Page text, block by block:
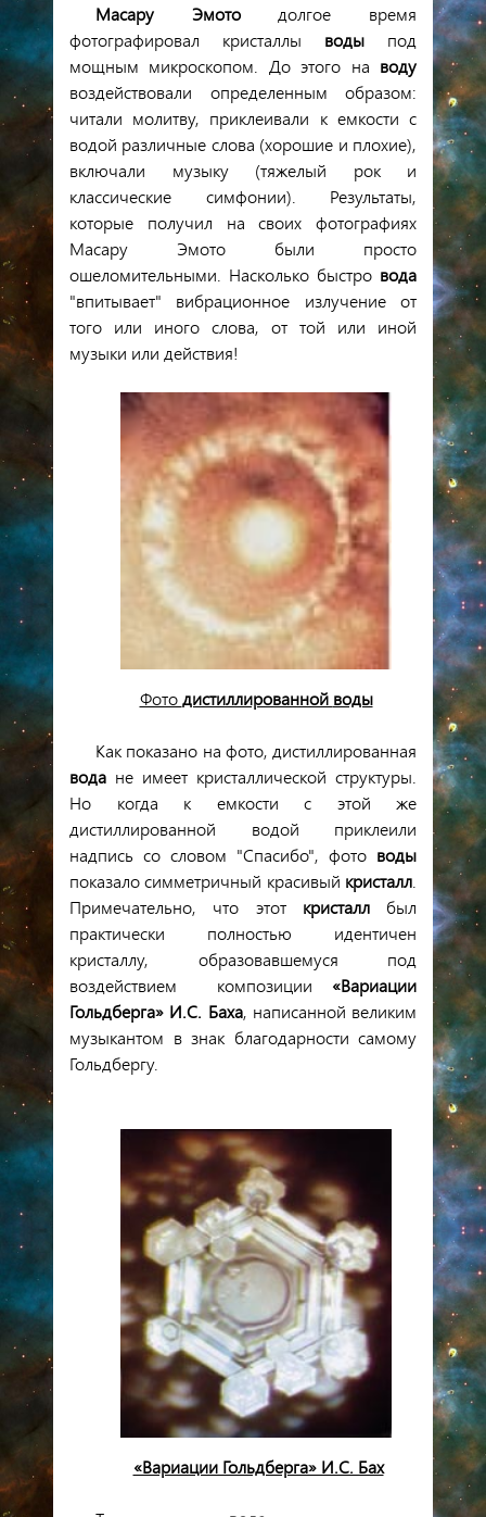
Масару Эмотодолгое время
фотографировал кристаллы воды под
мощным микроскопом. До этого на воду
воздействовали определенным образом:
читали молитву, приклеивали к емкости с
водой различные слова (хорошие и плохие),
включали музыку (тяжелый рок и
классические симфонии). Результаты,
которые получил на своих фотографиях
Масару Эмото были просто
ошеломительными. Насколько быстро вода
"впитывает" вибрационное излучение от
того или иного слова, от той или иной
музыки или действия!
Фотодистиллированной воды
Как показано на фото, дистиллированная
вода не имеет кристаллической структуры.
Но когда к емкости с этой же
дистиллированной водой приклеили
надпись со словом "Спасибо", фото воды
показало симметричный красивый кристалл.
Примечательно, что этот кристаллбыл
практически полностью идентичен
кристаллу, образовавшемуся под
воздействием композиции «Вариации
Гольдберга» И.С. Баха, написанной великим
музыкантом в знак благодарности самому
Гольдбергу.
«Вариации Гольдберга» И.С. Бах